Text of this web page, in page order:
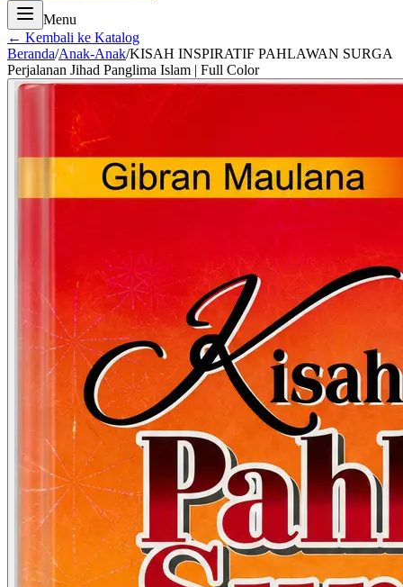
Menu
← Kembali ke Katalog
Beranda/Anak-Anak/KISAH INSPIRATIF PAHLAWAN SURGA
Perjalanan Jihad Panglima Islam | Full Color